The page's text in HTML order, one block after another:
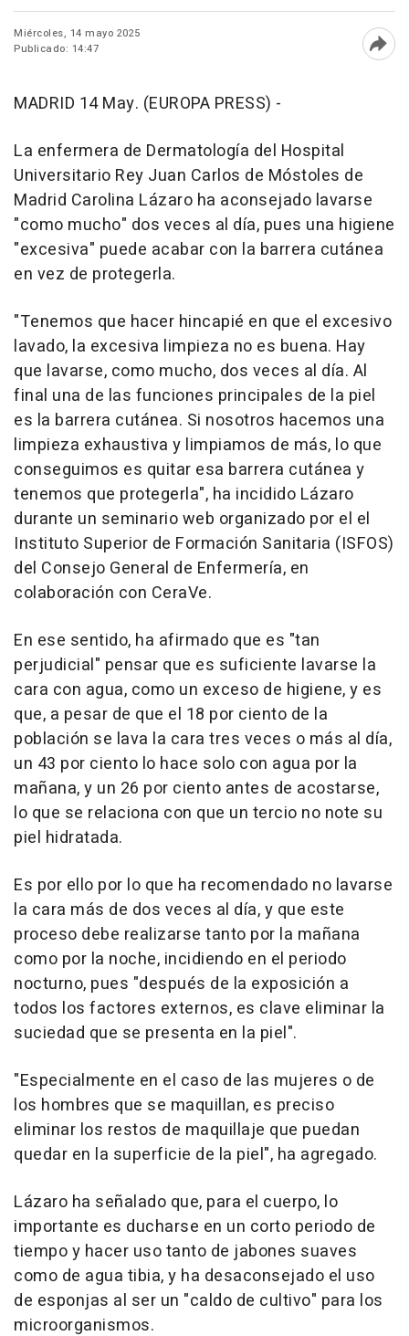
Miércoles, 14 mayo 2025
Publicado: 14:47
MADRID 14 May. (EUROPA PRESS) -
La enfermera de Dermatología del Hospital
Universitario Rey Juan Carlos de Móstoles de
Madrid Carolina Lázaro ha aconsejado lavarse
"como mucho" dos veces al día, pues una higiene
"excesiva" puede acabar con la barrera cutánea
en vez de protegerla.
"Tenemos que hacer hincapié en que el excesivo
lavado, la excesiva limpieza no es buena. Hay
que lavarse, como mucho, dos veces al día. Al
final una de las funciones principales de la piel
es la barrera cutánea. Si nosotros hacemos una
limpieza exhaustiva y limpiamos de más, lo que
conseguimos es quitar esa barrera cutánea y
tenemos que protegerla", ha incidido Lázaro
durante un seminario web organizado por el el
Instituto Superior de Formación Sanitaria (ISFOS)
del Consejo General de Enfermería, en
colaboración con CeraVe.
En ese sentido, ha afirmado que es "tan
perjudicial" pensar que es suficiente lavarse la
cara con agua, como un exceso de higiene, y es
que, a pesar de que el 18 por ciento de la
población se lava la cara tres veces o más al día,
un 43 por ciento lo hace solo con agua por la
mañana, y un 26 por ciento antes de acostarse,
lo que se relaciona con que un tercio no note su
piel hidratada.
Es por ello por lo que ha recomendado no lavarse
la cara más de dos veces al día, y que este
proceso debe realizarse tanto por la mañana
como por la noche, incidiendo en el periodo
nocturno, pues "después de la exposición a
todos los factores externos, es clave eliminar la
suciedad que se presenta en la piel".
"Especialmente en el caso de las mujeres o de
los hombres que se maquillan, es preciso
eliminar los restos de maquillaje que puedan
quedar en la superficie de la piel", ha agregado.
Lázaro ha señalado que, para el cuerpo, lo
importante es ducharse en un corto periodo de
tiempo y hacer uso tanto de jabones suaves
como de agua tibia, y ha desaconsejado el uso
de esponjas al ser un "caldo de cultivo" para los
microorganismos.